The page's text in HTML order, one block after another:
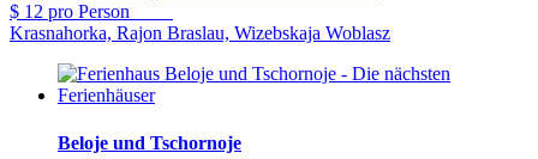
$ 12 pro Person
Krasnahorka, Rajon Braslau, Wizebskaja Woblasz
Beloje und Tschornoje